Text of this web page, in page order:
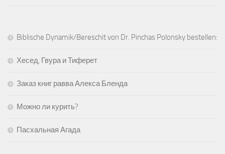
Biblische Dynamik/Bereschit von Dr. Pinchas Polonsky bestellen:
Хесед, Гвура и Тиферет
Заказ книг равва Алекса Бленда
Можно ли курить?
Пасхальная Агада